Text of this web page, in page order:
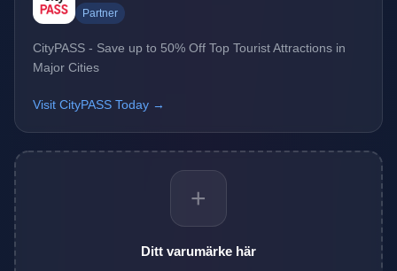
Partner
CityPASS - Save up to 50% Off Top Tourist Attractions in
Major Cities
Visit CityPASS Today →
+
Ditt varumärke här